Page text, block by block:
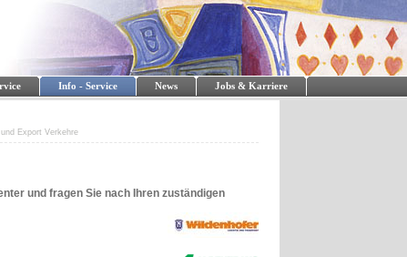
Info - Service News Jobs & Karriere
und Export Verkehre
und fragen Sie nach Ihren zuständigen